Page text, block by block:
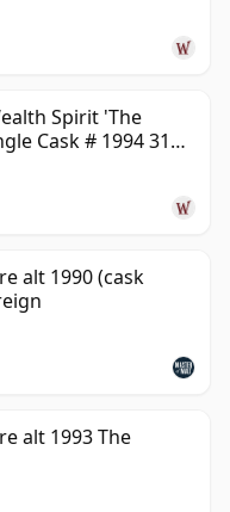
Spirit 'The
Cask # 1994 31
alt 1990 (cask
alt 1993 The